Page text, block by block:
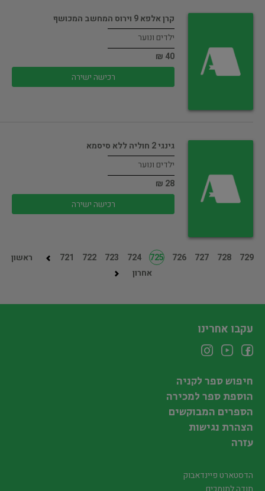
קרן אלפא 9 וירוס המחשב המכושף
ילדים ונוער
40 ₪
רכישה ישירה
גינגי 2 חוליה ללא סיסמא
ילדים ונוער
28 ₪
רכישה ישירה
ראשון 721 722 723 724 725 726 727 728
729
אחרון
עקבו אחרינו
חיפוש ספר לקניה
הוספת ספר למכירה
הספרים המבוקשים
הצהרת נגישות
עזרה
הדסטארט פיינדאבוק